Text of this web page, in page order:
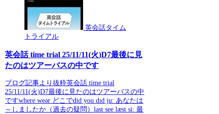
英会話タイム
トライアル
英会話 time trial 25/11/11(火)D7最後に見
たのはツアーバスの中です
ブログ記事より抜粋英会話 time trial
25/11/11(火)D7最後に見たのはツアーバスの中
ですwhere weər どこでdid you dɪd juː あなたは
～しましたか（過去の疑問）last see læst siː 最